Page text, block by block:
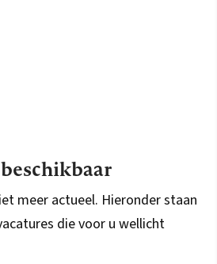
meer actueel. Hieronder staan
die voor u wellicht